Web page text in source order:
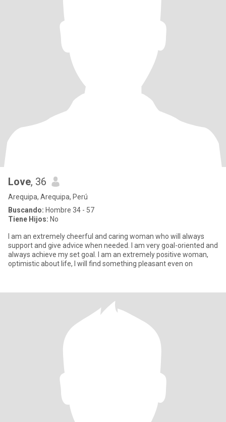
Love, 36
Arequipa, Arequipa, Perú
Buscando: Hombre 34 - 57
Tiene Hijos: No
I am an extremely cheerful and caring woman who will always
support and give advice when needed. I am very goal-oriented and
always achieve my set goal. I am an extremely positive woman,
optimistic about life, I will find something pleasant even on